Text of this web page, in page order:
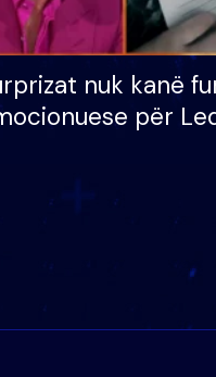
nuk kanë
për